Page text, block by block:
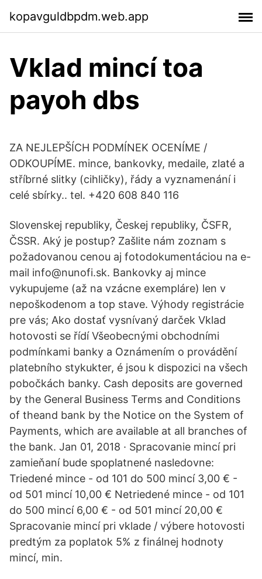
kopavguldbpdm.web.app
Vklad mincí toa
payoh dbs
ZA NEJLEPŠÍCH PODMÍNEK OCENÍME /
ODKOUPÍME. mince, bankovky, medaile, zlaté a
stříbrné slitky (cihličky), řády a vyznamenání i
celé sbírky.. tel. +420 608 840 116
Slovenskej republiky, Českej republiky, ČSFR,
ČSSR. Aký je postup? Zašlite nám zoznam s
požadovanou cenou aj fotodokumentáciou na e-
mail info@nunofi.sk. Bankovky aj mince
vykupujeme (až na vzácne exempláre) len v
nepoškodenom a top stave. Výhody registrácie
pre vás; Ako dostať vysnívaný darček Vklad
hotovosti se řídí Všeobecnými obchodními
podmínkami banky a Oznámením o provádění
platebního stykukter, é jsou k dispozici na všech
pobočkách banky. Cash deposits are governed
by the General Business Terms and Conditions
of theand bank by the Notice on the System of
Payments, which are available at all branches of
the bank. Jan 01, 2018 · Spracovanie mincí pri
zamieňaní bude spoplatnené nasledovne:
Triedené mince - od 101 do 500 mincí 3,00 € -
od 501 mincí 10,00 € Netriedené mince - od 101
do 500 mincí 6,00 € - od 501 mincí 20,00 €
Spracovanie mincí pri vklade / výbere hotovosti
predtým za poplatok 5% z finálnej hodnoty
mincí, min.